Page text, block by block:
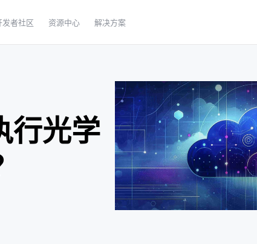
发者社区 资源中心 解决方案
行光学